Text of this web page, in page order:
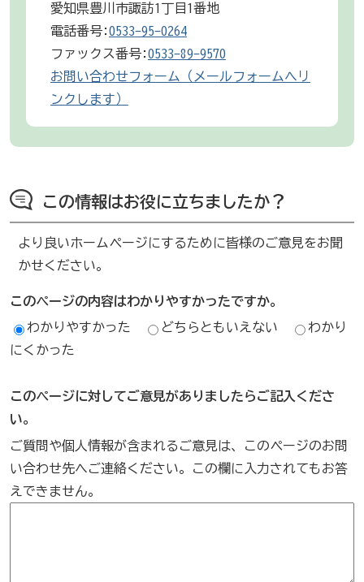
愛知県豊川市諏訪1丁目1番地
電話番号:0533-95-0264
ファックス番号:0533-89-9570
お問い合わせフォーム（メールフォームへリ
ンクします）
この情報はお役に立ちましたか？
より良いホームページにするために皆様のご意見をお聞
かせください。
このページの内容はわかりやすかったですか。
わかりやすかった どちらともいえない
わかり
にくかった
このページに対してご意見がありましたらご記入くださ
い。
ご質問や個人情報が含まれるご意見は、このページのお問
い合わせ先へご連絡ください。この欄に入力されてもお答
えできません。